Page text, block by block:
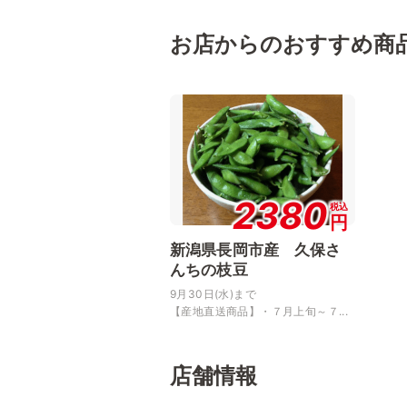
お店からのおすすめ商
2380税込
円
新潟県長岡市産 久保さ
んちの枝豆
9月30日(水)まで
【産地直送商品】・７月上旬～７...
店舗情報